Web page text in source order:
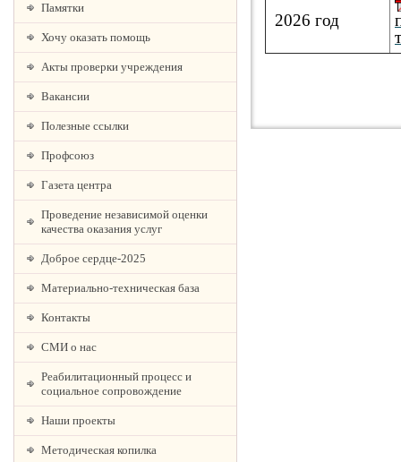
Памятки
Хочу оказать помощь
Акты проверки учреждения
Вакансии
Полезные ссылки
Профсоюз
Газета центра
Проведение независимой оценки
качества оказания услуг
Доброе сердце-2025
Материально-техническая база
Контакты
СМИ о нас
Реабилитационный процесс и
социальное сопровождение
Наши проекты
Методическая копилка
2026 год